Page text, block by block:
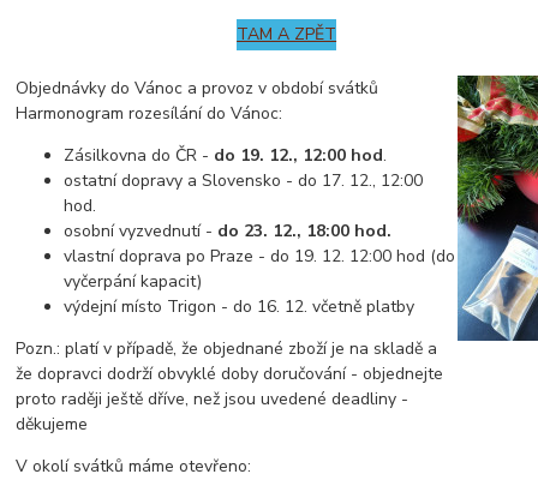
TAM A ZPĚT
Objednávky do Vánoc a provoz v období svátků
Harmonogram rozesílání do Vánoc:
Zásilkovna do ČR - do 19. 12., 12:00 hod.
ostatní dopravy a Slovensko - do 17. 12., 12:00
hod.
osobní vyzvednutí - do 23. 12., 18:00 hod.
vlastní doprava po Praze - do 19. 12. 12:00 hod (do
vyčerpání kapacit)
výdejní místo Trigon - do 16. 12. včetně platby
Pozn.: platí v případě, že objednané zboží je na skladě a
že dopravci dodrží obvyklé doby doručování - objednejte
proto raději ještě dříve, než jsou uvedené deadliny -
děkujeme
V okolí svátků máme otevřeno: